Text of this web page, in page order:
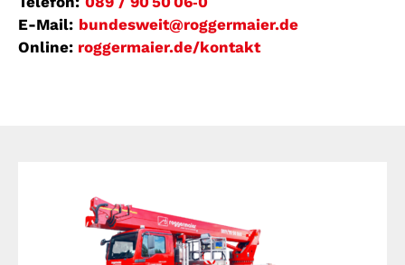
E-Mail: bundesweit@roggermaier.de
Online: roggermaier.de/kontakt